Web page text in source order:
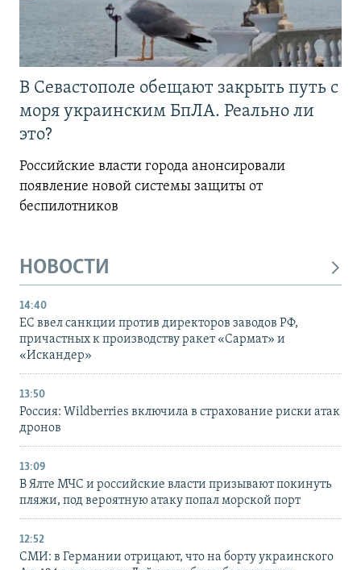
В Севастополе обещают закрыть путь с
моря украинским БпЛА. Реально ли
это?
Российские власти города анонсировали
появление новой системы защиты от
беспилотников
НОВОСТИ
14:40
ЕС ввел санкции против директоров заводов РФ,
причастных к производству ракет «Сармат» и
«Искандер»
13:50
Россия: Wildberries включила в страхование риски атак
дронов
13:09
В Ялте МЧС и российские власти призывают покинуть
пляжи, под вероятную атаку попал морской порт
12:52
СМИ: в Германии отрицают, что на борту украинского